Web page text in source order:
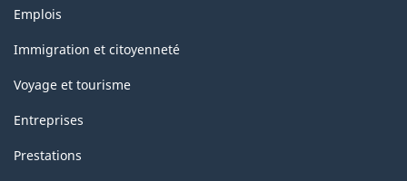
Thèmes
sujets
Emplois
Immigration et citoyenneté
Voyage et tourisme
Entreprises
Prestations